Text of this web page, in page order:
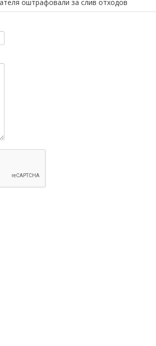
оштрафовали за слив отходов